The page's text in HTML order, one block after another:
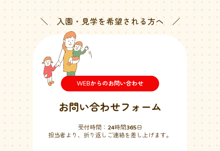
WEBからのお問い合わせ
お問い合わせフォーム
受付時間： 24時間365日
担当者より、折り返しご連絡を差し上げます。